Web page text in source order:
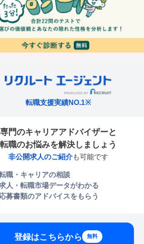
転職支援実績NO.1※
専門のキャリアアドバイザーと
転職のお悩みを解決しましょう
非公開求人のご紹介も可能です
職・キャリアの相談
人・転職市場データがわかる
募書類のアドバイスをもらう
登録はこちらから 無料